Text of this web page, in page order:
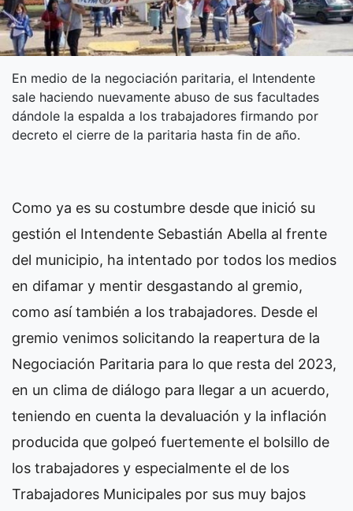
En medio de la negociación paritaria, el Intendente
sale haciendo nuevamente abuso de sus facultades
dándole la espalda a los trabajadores firmando por
decreto el cierre de la paritaria hasta fin de año.
Como ya es su costumbre desde que inició su
gestión el Intendente Sebastián Abella al frente
del municipio, ha intentado por todos los medios
en difamar y mentir desgastando al gremio,
como así también a los trabajadores. Desde el
gremio venimos solicitando la reapertura de la
Negociación Paritaria para lo que resta del 2023,
en un clima de diálogo para llegar a un acuerdo,
teniendo en cuenta la devaluación y la inflación
producida que golpeó fuertemente el bolsillo de
los trabajadores y especialmente el de los
Trabajadores Municipales por sus muy bajos